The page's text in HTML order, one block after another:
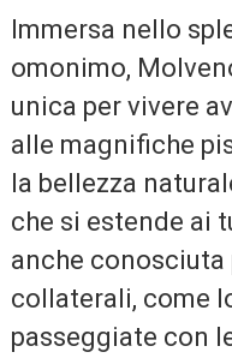
Immersa nello
omonimo,
unica per vivere
alle magnifiche
la bellezza
che si estende ai
anche
collaterali, come
passeggiate con